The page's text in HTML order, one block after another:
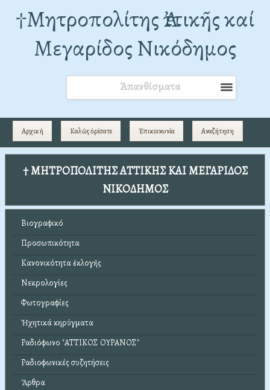
†Mητροπολίτης Ἀττικῆς καί
Μεγαρίδος Νικόδημος
Ἀπανθίσματα
Αρχική Καλῶς ὁρίσατε Ἐπικοινωνία Αναζήτηση
† ΜΗΤΡΟΠΟΛΙΤΗΣ ΑΤΤΙΚΗΣ ΚΑΙ ΜΕΓΑΡΙΔΟΣ
ΝΙΚΟΔΗΜΟΣ
Βιογραφικό
Προσωπικότητα
Κανονικότητα ἐκλογῆς
Νεκρολογίες
Φωτογραφίες
Ἠχητικά κηρύγματα
Ραδιόφωνο "ΑΤΤΙΚΟΣ ΟΥΡΑΝΟΣ"
Ραδιοφωνικές συζητήσεις
Ἄρθρα